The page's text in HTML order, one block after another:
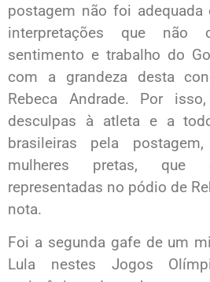
postagem não foi adequada
interpretações que não
sentimento e trabalho do
com a grandeza desta
Rebeca Andrade. Por
desculpas à atleta e a
brasileiras pela
mulheres pretas,
representadas no pódio de
nota.
Foi a segunda gafe de um
Lula nestes Jogos